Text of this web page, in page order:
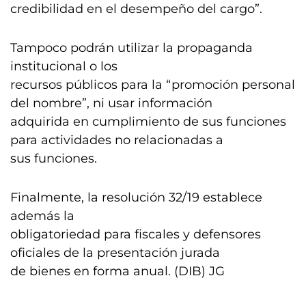
credibilidad en el desempeño del cargo”.
Tampoco podrán utilizar la propaganda
institucional o los
recursos públicos para la “promoción personal
del nombre”, ni usar información
adquirida en cumplimiento de sus funciones
para actividades no relacionadas a
sus funciones.
Finalmente, la resolución 32/19 establece
además la
obligatoriedad para fiscales y defensores
oficiales de la presentación jurada
de bienes en forma anual. (DIB) JG